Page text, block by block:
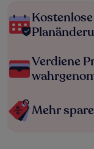
Verdiene
Mehr